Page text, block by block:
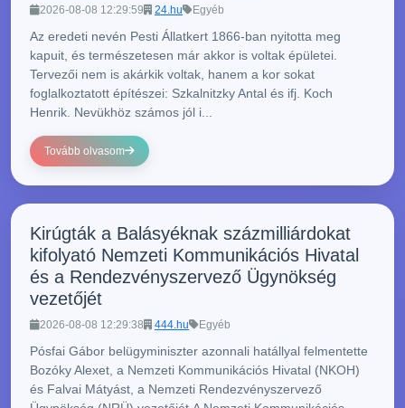
2026-08-08 12:29:59 24.hu Egyéb
Az eredeti nevén Pesti Állatkert 1866-ban nyitotta meg
kapuit, és természetesen már akkor is voltak épületei.
Tervezői nem is akárkik voltak, hanem a kor sokat
foglalkoztatott építészei: Szkalnitzky Antal és ifj. Koch
Henrik. Nevükhöz számos jól i...
Tovább olvasom
Kirúgták a Balásyéknak százmilliárdokat
kifolyató Nemzeti Kommunikációs Hivatal
és a Rendezvényszervező Ügynökség
vezetőjét
2026-08-08 12:29:38 444.hu Egyéb
Pósfai Gábor belügyminiszter azonnali hatállyal felmentette
Bozóky Alexet, a Nemzeti Kommunikációs Hivatal (NKOH)
és Falvai Mátyást, a Nemzeti Rendezvényszervező